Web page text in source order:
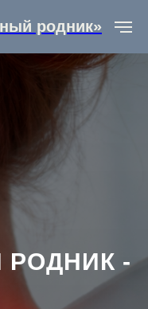
родник»
-